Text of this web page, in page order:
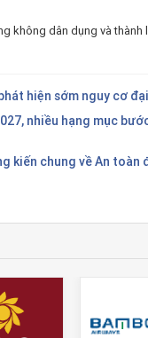
không dân dụng và thành
hiện sớm nguy cơ
nhiều hạng mục
kiến chung về An